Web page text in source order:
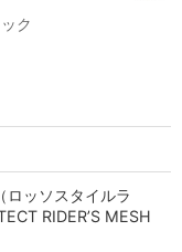
ク
ロッソスタイルラ
RIDER’S MESH